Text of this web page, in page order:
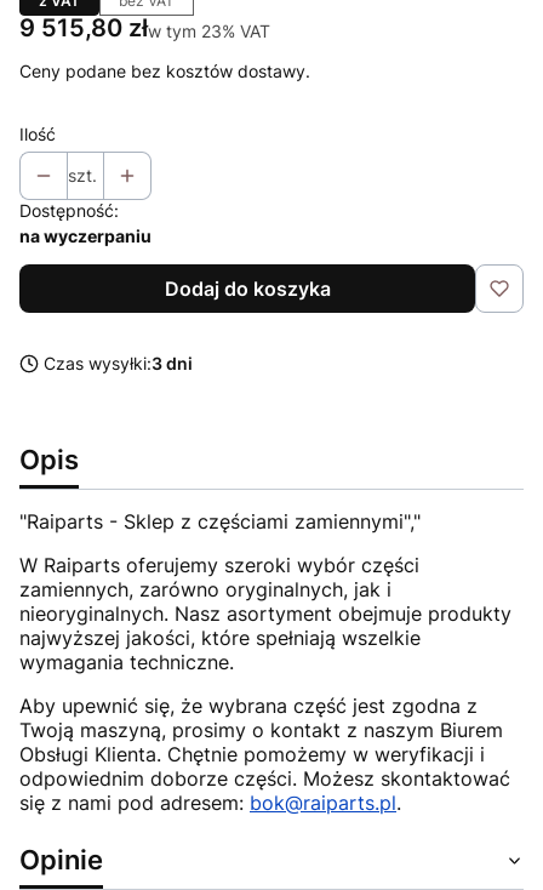
Cena
9 515,80 złw tym 23% VAT
w tym 23% VAT
Ceny podane bez kosztów dostawy.
Ilość
szt.
Dostępność:
na wyczerpaniu
Dodaj do koszyka
Czas wysyłki:3 dni
Opis
"Raiparts - Sklep z częściami zamiennymi","
W Raiparts oferujemy szeroki wybór części
zamiennych, zarówno oryginalnych, jak i
nieoryginalnych. Nasz asortyment obejmuje produkty
najwyższej jakości, które spełniają wszelkie
wymagania techniczne.
Aby upewnić się, że wybrana część jest zgodna z
Twoją maszyną, prosimy o kontakt z naszym Biurem
Obsługi Klienta. Chętnie pomożemy w weryfikacji i
odpowiednim doborze części. Możesz skontaktować
się z nami pod adresem: bok@raiparts.pl.
Opinie